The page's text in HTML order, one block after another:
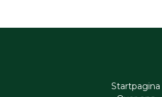
Startpagina